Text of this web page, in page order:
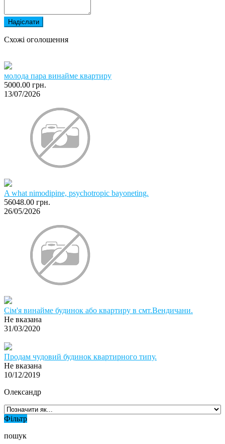
Надіслати
Схожі оголошення
молода пара винайме квартиру
5000.00 грн.
13/07/2026
A what nimodipine, psychotropic bayoneting.
56048.00 грн.
26/05/2026
Сім'я винайме будинок або квартиру в смт.Вендичани.
Не вказана
31/03/2020
Продам чудовий будинок квартирного типу.
Не вказана
10/12/2019
Олександр
Фільтр
пошук